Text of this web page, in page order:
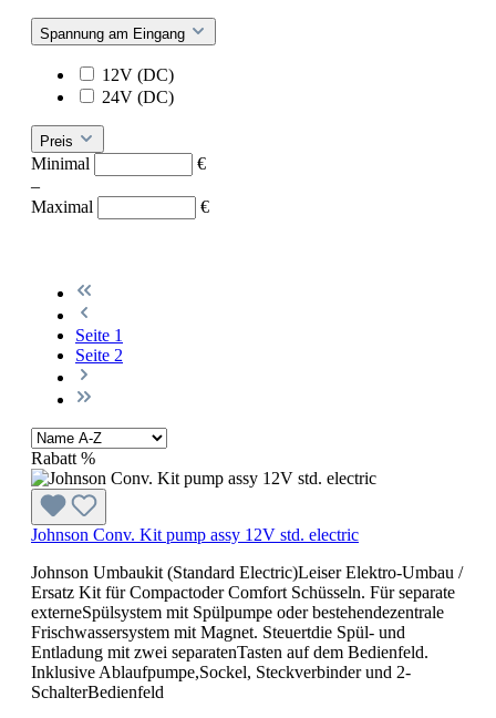
Spannung am Eingang
12V (DC)
24V (DC)
Preis
Minimal
€
–
Maximal
€
Seite 1
Seite 2
Rabatt %
Johnson Conv. Kit pump assy 12V std. electric
Johnson Umbaukit (Standard Electric)Leiser Elektro-Umbau /
Ersatz Kit für Compactoder Comfort Schüsseln. Für separate
externeSpülsystem mit Spülpumpe oder bestehendezentrale
Frischwassersystem mit Magnet. Steuertdie Spül- und
Entladung mit zwei separatenTasten auf dem Bedienfeld.
Inklusive Ablaufpumpe,Sockel, Steckverbinder und 2-
SchalterBedienfeld